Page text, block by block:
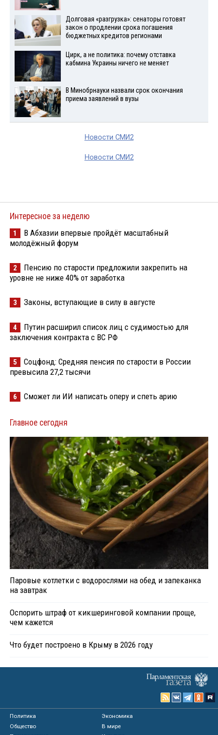
Долговая «разгрузка»: сенаторы готовят
закон о продлении срока погашения
бюджетных кредитов регионами
Цирк, а не политика: почему отставка
кабмина Украины ничего не меняет
В Минобрнауки назвали срок окончания
приема заявлений в вузы
Новости СМИ2
Новости СМИ2
Интересное за неделю
1
В Абхазии впервые пройдёт масштабный
молодёжный форум
2
Пенсию по старости предложили закрепить на
уровне не ниже 40% от заработка
3 Законы, вступающие в силу в августе
4
Путин расширил список лиц с судимостью для
заключения контракта с ВС РФ
5
Соцфонд: Средняя пенсия по старости в России
превысила 27,2 тысячи
6 Сможет ли ИИ написать оперу и спеть арию
Главное сегодня
Паровые котлетки с водорослями на обед и запеканка
на завтрак
Оспорить штраф от кикшеринговой компании проще,
чем кажется
Что будет построено в Крыму в 2026 году
Политика
Экономика
Общество
В мире